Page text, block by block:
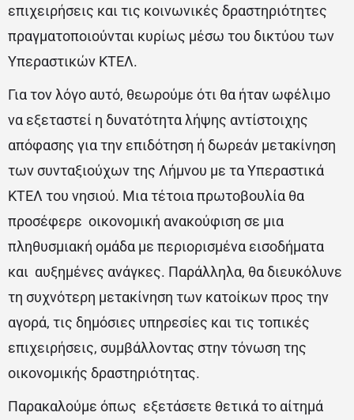
επιχειρήσεις και τις κοινωνικές δραστηριότητες
πραγματοποιούνται κυρίως μέσω του δικτύου των
Υπεραστικών ΚΤΕΛ.
Για τον λόγο αυτό, θεωρούμε ότι θα ήταν ωφέλιμο
να εξεταστεί η δυνατότητα λήψης αντίστοιχης
απόφασης για την επιδότηση ή δωρεάν μετακίνηση
των συνταξιούχων της Λήμνου με τα Υπεραστικά
ΚΤΕΛ του νησιού. Μια τέτοια πρωτοβουλία θα
προσέφερε οικονομική ανακούφιση σε μια
πληθυσμιακή ομάδα με περιορισμένα εισοδήματα
και αυξημένες ανάγκες. Παράλληλα, θα διευκόλυνε
τη συχνότερη μετακίνηση των κατοίκων προς την
αγορά, τις δημόσιες υπηρεσίες και τις τοπικές
επιχειρήσεις, συμβάλλοντας στην τόνωση της
οικονομικής δραστηριότητας.
Παρακαλούμε όπως εξετάσετε θετικά το αίτημά